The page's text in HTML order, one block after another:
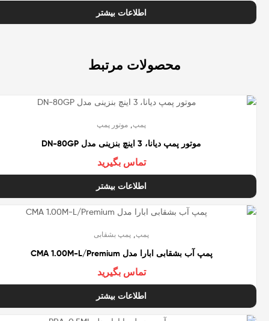
اطلاعات بیشتر
محصولات مرتبط
پمپ موتور پمپ
موتور پمپ دیانا، 3 اینچ بنزینی مدل DN-80GP
تماس بگیرید
اطلاعات بیشتر
پمپ پمپ بشقابی
پمپ آب بشقابی ابارا مدل CMA 1.00M-L/Premium
تماس بگیرید
اطلاعات بیشتر